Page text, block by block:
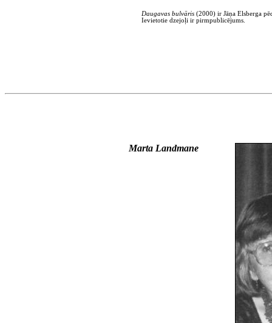
Daugavas bulvāris (2000) ir Jāņa Elsberga
Ievietotie dzejoļi ir pirm­publicējums.
Marta Landmane